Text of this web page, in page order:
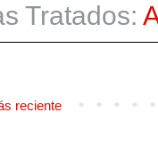
Tratados:
reciente